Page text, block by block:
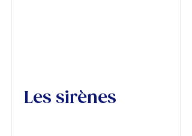
Les sirènes